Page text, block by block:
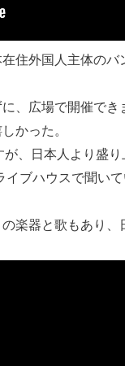
住外国人主体のバ
、広場で開催でき
かった。
、日本人より盛
ブハウスで聞い
楽器と歌もあり